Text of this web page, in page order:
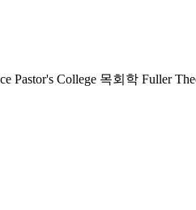
College 목회학 Fuller